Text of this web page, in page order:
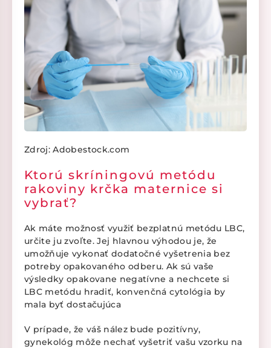
Zdroj: Adobestock.com
Ktorú skríningovú metódu
rakoviny krčka maternice si
vybrať?
Ak máte možnosť využiť bezplatnú metódu LBC,
určite ju zvoľte. Jej hlavnou výhodou je, že
umožňuje vykonať dodatočné vyšetrenia bez
potreby opakovaného odberu. Ak sú vaše
výsledky opakovane negatívne a nechcete si
LBC metódu hradiť, konvenčná cytológia by
mala byť dostačujúca
V prípade, že váš nález bude pozitívny,
gynekológ môže nechať vyšetriť vašu vzorku na